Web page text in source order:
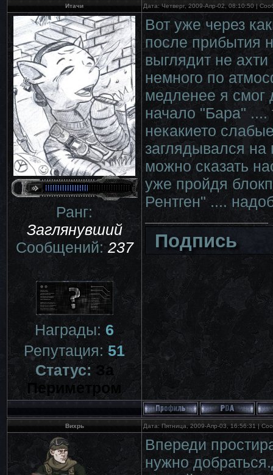
Итачи Дата: Четверг, 2009-Апр-02, 08:10:50 |
Ранг:
Заглянувший
Сообщений:237
Награды:6
Репутация:51
Статус:За
Периметром
Вот уже через
после прибытия
выглядит не
немного по
медленее я смог
начало "Бара"
некакието
заглядывался на
можно сказать
уже пройдя
Рентген" ....
Подпись
Вихрь Дата: Пятница, 2009-Апр-03, 16:56:31 |
Впереди
нужно